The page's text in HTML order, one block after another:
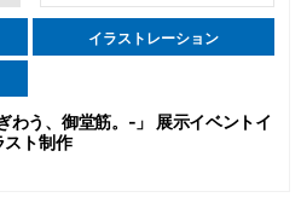
イラストレーション
わう、御堂筋。-」 展示イベントイ
スト制作